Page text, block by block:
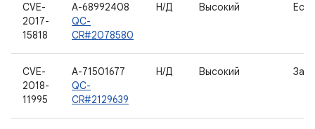
CVE-
2017-
15818
A-68992408
QC-
CR#2078580
Н/Д Высокий
CVE-
2018-
11995
A-71501677
QC-
CR#2129639
Н/Д Высокий